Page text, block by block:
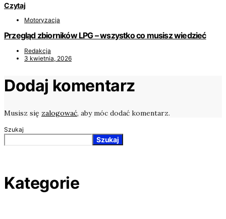
Czytaj
Motoryzacja
Przegląd zbiorników LPG – wszystko co musisz wiedzieć
Redakcja
3 kwietnia, 2026
Dodaj komentarz
Musisz się zalogować, aby móc dodać komentarz.
Szukaj
Szukaj
Kategorie